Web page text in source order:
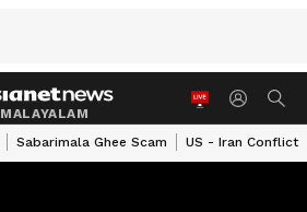
MALAYALAM
Sabarimala Ghee Scam US - Iran Conflict